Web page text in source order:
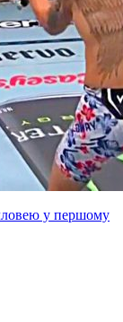
у першому